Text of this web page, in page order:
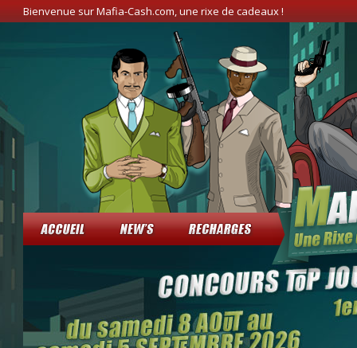
Bienvenue sur Mafia-Cash.com, une rixe de cadeaux !